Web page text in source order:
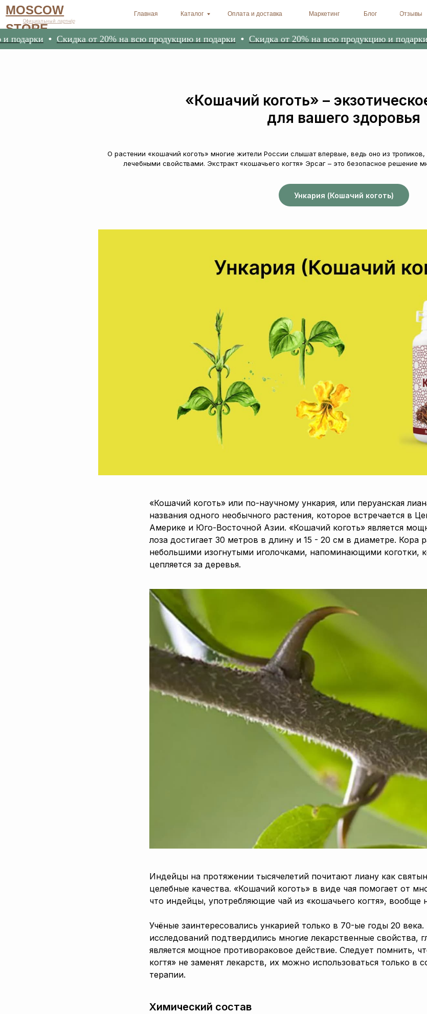
Главная Каталог Оплата и доставка Маркетинг Блог Контакты
Отзывы
MOSCOW
STORE
Официальный
партнёр
ERSAG
Скидка от 20% на всю продукцию и подарки Скидка от 20% на всю продукцию и подарки
«Кошачий коготь» –
для вашего здоровья
О растении «кошачий коготь» многие жители России слышат впервые, ведь оно из
лечебными свойствами. Экстракт «кошачьего когтя» Эрсаг – это безопасное решение
Ункария (Кошачий коготь)
«Кошачий коготь» или по-научному ункария, или перуанская
названия одного необычного растения, которое встречается в
Америке и Юго-Восточной Азии. «Кошачий коготь» является
лоза достигает 30 метров в длину и 15 - 20 см в диаметре. Кора
небольшими изогнутыми иголочками, напоминающими коготки,
цепляется за деревья.
Индейцы на протяжении тысячелетий почитают лиану как
целебные качества. «Кошачий коготь» в виде чая помогает от
что индейцы, употребляющие чай из «кошачьего когтя», вообще
Учёные заинтересовались ункарией только в 70-ые годы 20
исследований подтвердились многие лекарственные свойства,
является мощное противораковое действие. Следует помнить,
когтя» не заменят лекарств, их можно использоваться только в
терапии.
Химический состав